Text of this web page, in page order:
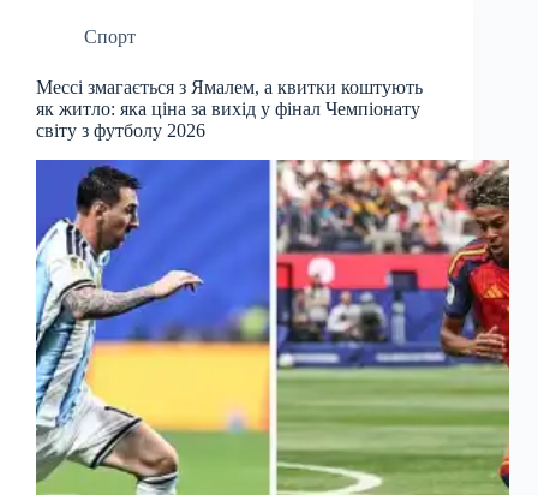
Спорт
Мессі змагається з Ямалем, а квитки коштують
як житло: яка ціна за вихід у фінал Чемпіонату
світу з футболу 2026